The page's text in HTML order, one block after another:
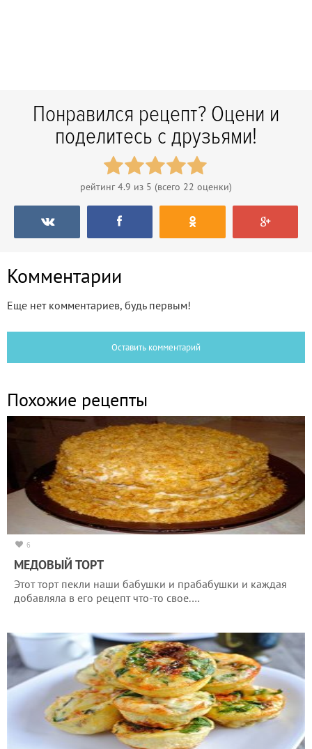
Понравился рецепт? Оцени и
поделитесь с друзьями!
рейтинг4.9 из 5 (всего 22 оценки)
Комментарии
Еще нет комментариев, будь первым!
Оставить комментарий
Похожие рецепты
6
МЕДОВЫЙ ТОРТ
Этот торт пекли наши бабушки и прабабушки и каждая
добавляла в его рецепт что-то свое.…